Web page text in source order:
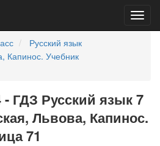
Русский язык
Капинос. Учебник
ГДЗ Русский язык 7
Львова, Капинос.
71